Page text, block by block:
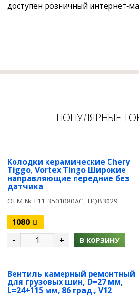
доступен розничный
ПОПУЛЯРНЫЕ
Колодки керамические Chery
Tiggo, Vortex Tingo Широкие
направляющие передние без
датчика
OEM №:T11-3501080AC, HQB3029
1080
- + В КОРЗИНУ
Вентиль камерный ремонтный
для грузовых шин, D=27 мм,
L=24+115 мм, 86 град., V12